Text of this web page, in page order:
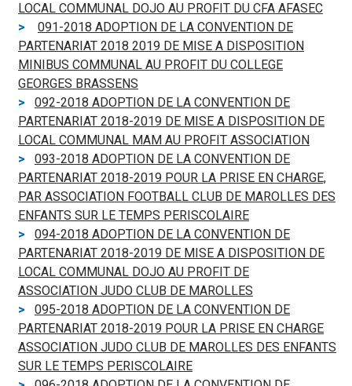
LOCAL COMMUNAL DOJO AU PROFIT DU CFA AFASEC
091-2018 ADOPTION DE LA CONVENTION DE
PARTENARIAT 2018 2019 DE MISE A DISPOSITION
MINIBUS COMMUNAL AU PROFIT DU COLLEGE
GEORGES BRASSENS
092-2018 ADOPTION DE LA CONVENTION DE
PARTENARIAT 2018-2019 DE MISE A DISPOSITION DE
LOCAL COMMUNAL MAM AU PROFIT ASSOCIATION
093-2018 ADOPTION DE LA CONVENTION DE
PARTENARIAT 2018-2019 POUR LA PRISE EN CHARGE,
PAR ASSOCIATION FOOTBALL CLUB DE MAROLLES DES
ENFANTS SUR LE TEMPS PERISCOLAIRE
094-2018 ADOPTION DE LA CONVENTION DE
PARTENARIAT 2018-2019 DE MISE A DISPOSITION DE
LOCAL COMMUNAL DOJO AU PROFIT DE
ASSOCIATION JUDO CLUB DE MAROLLES
095-2018 ADOPTION DE LA CONVENTION DE
PARTENARIAT 2018-2019 POUR LA PRISE EN CHARGE
ASSOCIATION JUDO CLUB DE MAROLLES DES ENFANTS
SUR LE TEMPS PERISCOLAIRE